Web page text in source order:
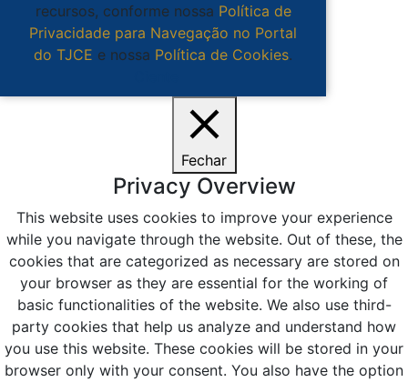
recursos, conforme nossa Política de
Privacidade para Navegação no Portal
do TJCE e nossa Política de Cookies.
Fechar
Privacy Overview
This website uses cookies to improve your experience
while you navigate through the website. Out of these, the
cookies that are categorized as necessary are stored on
your browser as they are essential for the working of
basic functionalities of the website. We also use third-
party cookies that help us analyze and understand how
you use this website. These cookies will be stored in your
browser only with your consent. You also have the option